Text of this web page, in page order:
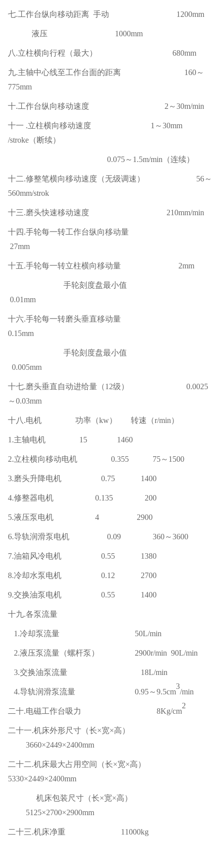
七.工作台纵向移动距离 手动 1200mm
液压 1000mm
八 .立柱横向行程（最大） 680mm
九.主轴中心线至工作台面的距离 160～
775mm
十.工作台纵向移动速度 2～30m/min
十一 .立柱横向移动速度 1～30mm
/stroke（断续）
0.075～1.5m/min（连续）
十二.修整笔横向移动速度（无级调速） 56～
560mm/strok
十三.磨头快速移动速度 210mm/min
十四.手轮每一转工作台纵向移动量
27mm
十五.手轮每一转立柱横向移动量 2mm
手轮刻度盘最小值
0.01mm
十六.手轮每一转磨头垂直移动量
0.15mm
手轮刻度盘最小值
0.005mm
十七.磨头垂直自动进给量（12级） 0.0025
～0.03mm
十八 .电机 功率（kw） 转速（r/min）
1.主轴电机 15 1460
2.立柱横向移动电机 0.355 75～1500
3.磨头升降电机 0.75 1400
4.修整器电机 0.135 200
5.液压泵电机 4 2900
6.导轨润滑泵电机 0.09 360～3600
7.油箱风冷电机 0.55 1380
8.冷却水泵电机 0.12 2700
9.交换油泵电机 0.55 1400
十九.各泵流量
1.冷却泵流量 50L/min
2.液压泵流量（螺杆泵） 2900r/min 90L/min
3.交换油泵流量 18L/min
4.导轨润滑泵流量 0.95～9.5cm
3
/min
二十.电磁工作台吸力 8Kg/cm
2
二十一.机床外形尺寸（长×宽×高）
3660×2449×2400mm
二十二.机床最大占用空间（长×宽×高）
5330×2449×2400mm
机床包装尺寸（长×宽×高）
5125×2700×2900mm
二十三.机床净重 11000kg